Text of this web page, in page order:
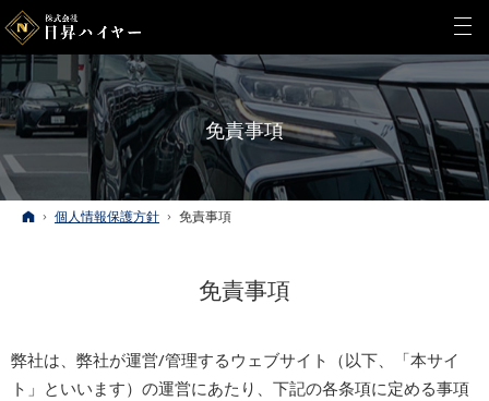
免責事項
ホーム
個人情報保護方針 免責事項
免責事項
弊社は、弊社が運営/管理するウェブサイト（以下、「本サイ
ト」といいます）の運営にあたり、下記の各条項に定める事項